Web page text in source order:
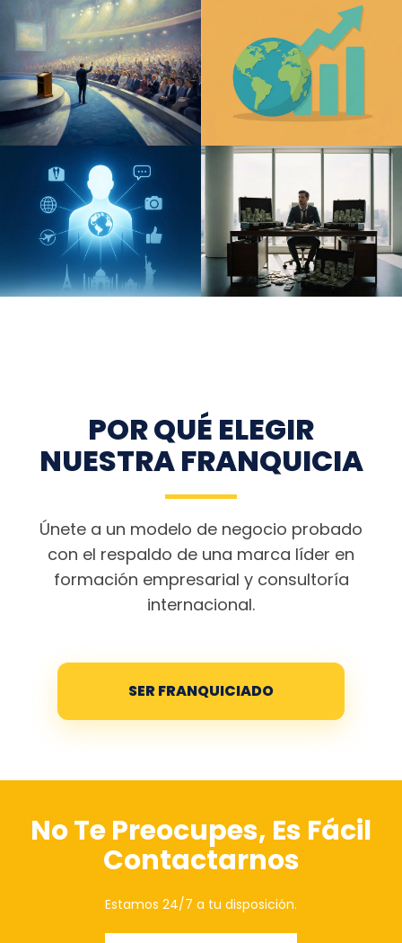
POR QUÉ ELEGIR
NUESTRA FRANQUICIA
Únete a un modelo de negocio probado
con el respaldo de una marca líder en
formación empresarial y consultoría
internacional.
SER FRANQUICIADO
No Te Preocupes, Es Fácil
Contactarnos
Estamos 24/7 a tu disposición.